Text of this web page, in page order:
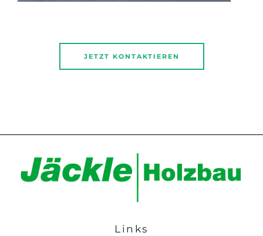
JETZT KONTAKTIEREN
Links